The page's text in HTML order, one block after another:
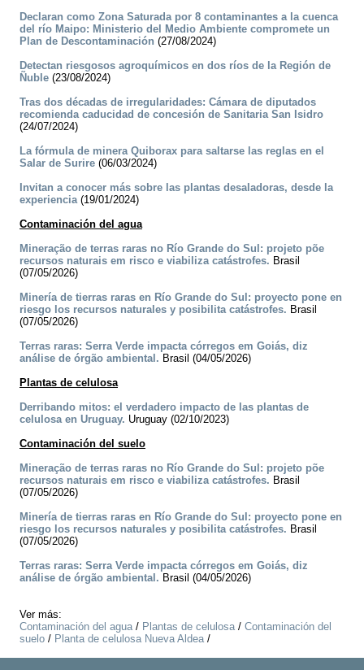
Declaran como Zona Saturada por 8 contaminantes a la cuenca
del río Maipo: Ministerio del Medio Ambiente compromete un
Plan de Descontaminación (27/08/2024)
Detectan riesgosos agroquímicos en dos ríos de la Región de
Ñuble (23/08/2024)
Tras dos décadas de irregularidades: Cámara de diputados
recomienda caducidad de concesión de Sanitaria San Isidro
(24/07/2024)
La fórmula de minera Quiborax para saltarse las reglas en el
Salar de Surire (06/03/2024)
Invitan a conocer más sobre las plantas desaladoras, desde la
experiencia(19/01/2024)
Contaminación del agua
Mineração de terras raras no Río Grande do Sul: projeto põe
recursos naturais em risco e viabiliza catástrofes. Brasil
(07/05/2026)
Minería de tierras raras en Río Grande do Sul: proyecto pone en
riesgo los recursos naturales y posibilita catástrofes. Brasil
(07/05/2026)
Terras raras: Serra Verde impacta córregos em Goiás, diz
análise de órgão ambiental. Brasil (04/05/2026)
Plantas de celulosa
Derribando mitos: el verdadero impacto de las plantas de
celulosa en Uruguay. Uruguay (02/10/2023)
Contaminación del suelo
Mineração de terras raras no Río Grande do Sul: projeto põe
recursos naturais em risco e viabiliza catástrofes. Brasil
(07/05/2026)
Minería de tierras raras en Río Grande do Sul: proyecto pone en
riesgo los recursos naturales y posibilita catástrofes. Brasil
(07/05/2026)
Terras raras: Serra Verde impacta córregos em Goiás, diz
análise de órgão ambiental. Brasil (04/05/2026)
Ver más:
Contaminación del agua/ Plantas de celulosa/ Contaminación del
suelo / Planta de celulosa Nueva Aldea/